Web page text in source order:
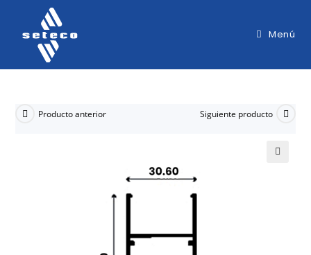
Menú
Producto anterior Siguiente producto